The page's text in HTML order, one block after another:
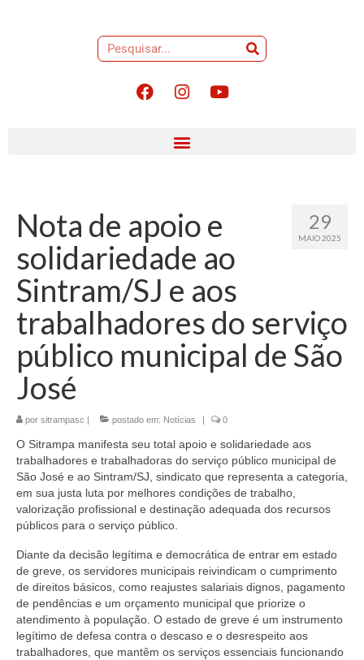
29
MAIO 2025
Nota de apoio e
solidariedade ao
Sintram/SJ e aos
trabalhadores do serviço
público municipal de São
José
por sitrampasc postado em: Notícias 0
O Sitrampa manifesta seu total apoio e solidariedade aos
trabalhadores e trabalhadoras do serviço público municipal de
São José e ao Sintram/SJ, sindicato que representa a categoria,
em sua justa luta por melhores condições de trabalho,
valorização profissional e destinação adequada dos recursos
públicos para o serviço público.
Diante da decisão legítima e democrática de entrar em estado
de greve, os servidores municipais reivindicam o cumprimento
de direitos básicos, como reajustes salariais dignos, pagamento
de pendências e um orçamento municipal que priorize o
atendimento à população. O estado de greve é um instrumento
legítimo de defesa contra o descaso e o desrespeito aos
trabalhadores, que mantêm os serviços essenciais funcionando